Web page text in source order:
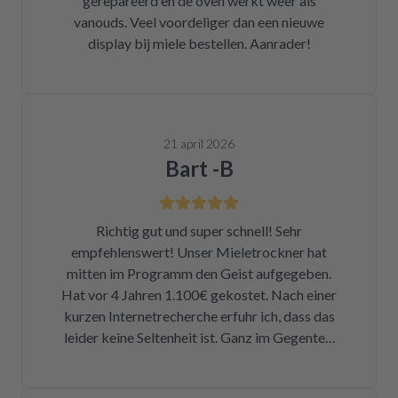
vanouds. Veel voordeliger dan een nieuwe
display bij miele bestellen. Aanrader!
21 april 2026
Bart -B
Richtig gut und super schnell! Sehr
empfehlenswert! Unser Mieletrockner hat
mitten im Programm den Geist aufgegeben.
Hat vor 4 Jahren 1.100€ gekostet. Nach einer
kurzen Internetrecherche erfuhr ich, dass das
leider keine Seltenheit ist. Ganz im Gegenteil.